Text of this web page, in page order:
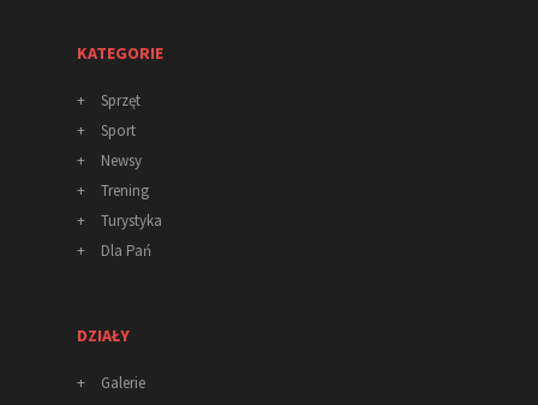
KATEGORIE
+
Sprzęt
+
Sport
+
Newsy
+
Trening
+
Turystyka
+
Dla Pań
DZIAŁY
+
Galerie